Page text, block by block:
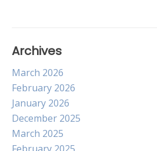
Archives
March 2026
February 2026
January 2026
December 2025
March 2025